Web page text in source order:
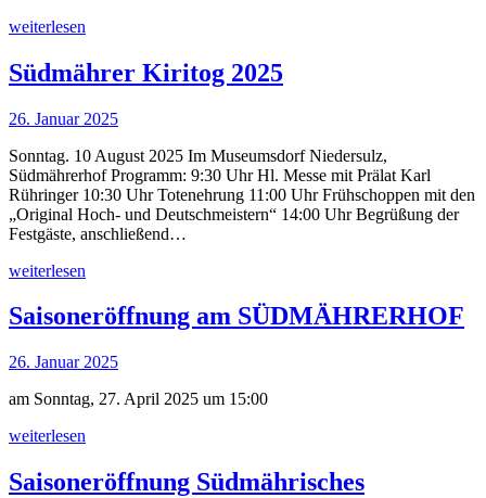
weiterlesen
Südmährer Kiritog 2025
26. Januar 2025
Sonntag. 10 August 2025 Im Museumsdorf Niedersulz,
Südmährerhof Programm: 9:30 Uhr Hl. Messe mit Prälat Karl
Rühringer 10:30 Uhr Totenehrung 11:00 Uhr Frühschoppen mit den
„Original Hoch- und Deutschmeistern“ 14:00 Uhr Begrüßung der
Festgäste, anschließend…
weiterlesen
Saisoneröffnung am SÜDMÄHRERHOF
26. Januar 2025
am Sonntag, 27. April 2025 um 15:00
weiterlesen
Saisoneröffnung Südmährisches